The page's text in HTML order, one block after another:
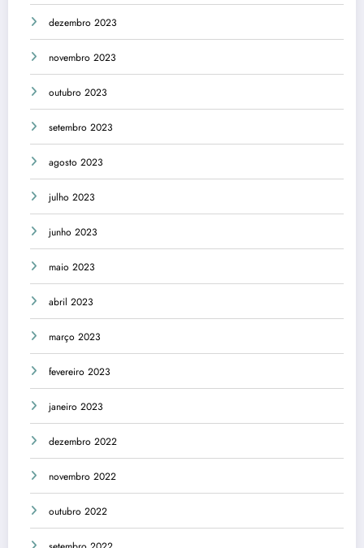
dezembro 2023
novembro 2023
outubro 2023
setembro 2023
agosto 2023
julho 2023
junho 2023
maio 2023
abril 2023
março 2023
fevereiro 2023
janeiro 2023
dezembro 2022
novembro 2022
outubro 2022